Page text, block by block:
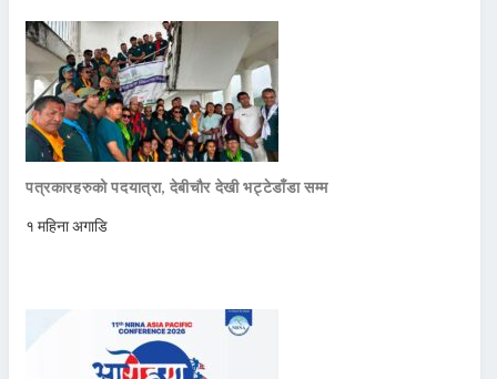
पत्रकारहरुको पदयात्रा, देबीचौर देखी भट्टेडाँडा सम्म
१ महिना अगाडि